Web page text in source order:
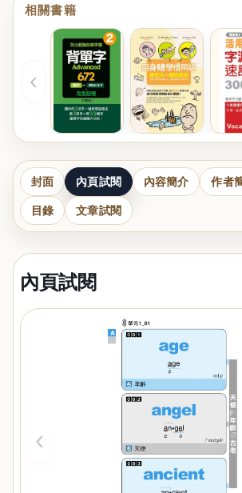
相關書籍
‹
封面 內頁試閱 內容簡介 作者
目錄 文章試閱
內頁試閱
‹